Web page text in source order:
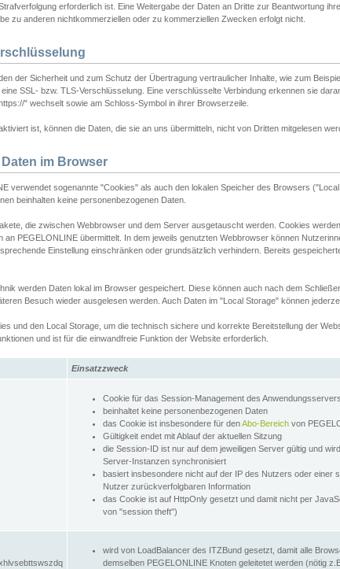
erforderlich ist. Eine Weitergabe der Daten an Dritte zur Beantwortung
zu anderen nichtkommerziellen oder zu kommerziellen Zwecken erfolgt nicht.
der Sicherheit und zum Schutz der Übertragung vertraulicher Inhalte, wie zum
SSL- bzw. TLS-Verschlüsselung. Eine verschlüsselte Verbindung erkennen sie
" wechselt sowie am Schloss-Symbol in ihrer Browserzeile.
ist, können die Daten, die sie an uns übermitteln, nicht von Dritten mitgelesen
im Browser
verwendet sogenannte "Cookies" als auch den lokalen Speicher des Browsers
beinhalten keine personenbezogenen Daten.
die zwischen Webbrowser und dem Server ausgetauscht werden. Cookies
an PEGELONLINE übermittelt. In dem jeweils genutzten Webbrowser können
Einstellung einschränken oder grundsätzlich verhindern. Bereits
werden Daten lokal im Browser gespeichert. Diese können auch nach dem
Besuch wieder ausgelesen werden. Auch Daten im "Local Storage" können
und den Local Storage, um die technisch sichere und korrekte Bereitstellung der
und ist für die einwandfreie Funktion der Website erforderlich.
Einsatzzweck
Cookie für das Session-Management des Anwendungsservers
beinhaltet keine personenbezogenen Daten
das Cookie ist insbesondere für denAbo-Bereich von
Gültigkeit endet mit Ablauf der aktuellen Sitzung
die Session-ID ist nur auf dem jeweiligen Server gültig und
Server-Instanzen synchronisiert
basiert insbesondere nicht auf der IP des Nutzers oder einer
Nutzer zurückverfolgbaren Information
das Cookie ist auf HttpOnly gesetzt und damit nicht per
von "session theft")
wird von LoadBalancer des ITZBund gesetzt, damit alle
demselben PEGELONLINE Knoten geleitetet werden (nötig